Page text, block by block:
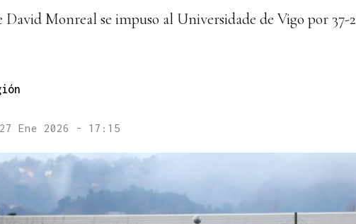
David Monreal se impuso al Universidade de Vigo por
27 Ene 2026 - 17:15